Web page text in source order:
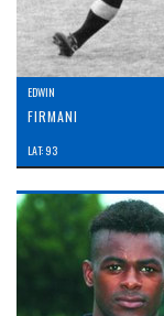
EDWIN
FIRMANI
LAT: 93